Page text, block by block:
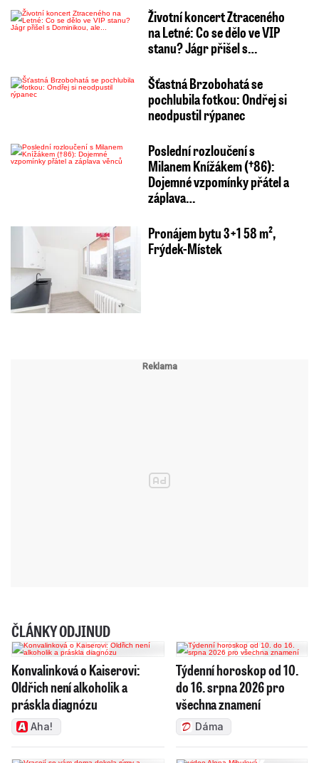
Životní koncert Ztraceného
na Letné: Co se dělo ve VIP
stanu? Jágr přišel s…
Šťastná Brzobohatá se
pochlubila fotkou: Ondřej si
neodpustil rýpanec
Poslední rozloučení s
Milanem Knížákem (†86):
Dojemné vzpomínky přátel a
záplava…
Pronájem bytu 3+1 58 m²,
Frýdek-Místek
ČLÁNKY ODJINUD
Konvalinková o Kaiserovi:
Oldřich není alkoholik a
práskla diagnózu
Aha!
Týdenní horoskop od 10.
do 16. srpna 2026 pro
všechna znamení
Dáma